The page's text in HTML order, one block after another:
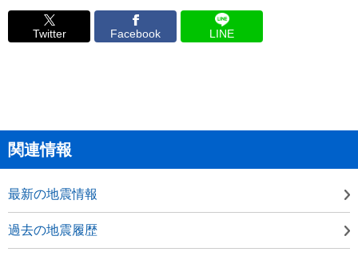
Twitter Facebook LINE
関連情報
最新の地震情報
過去の地震履歴